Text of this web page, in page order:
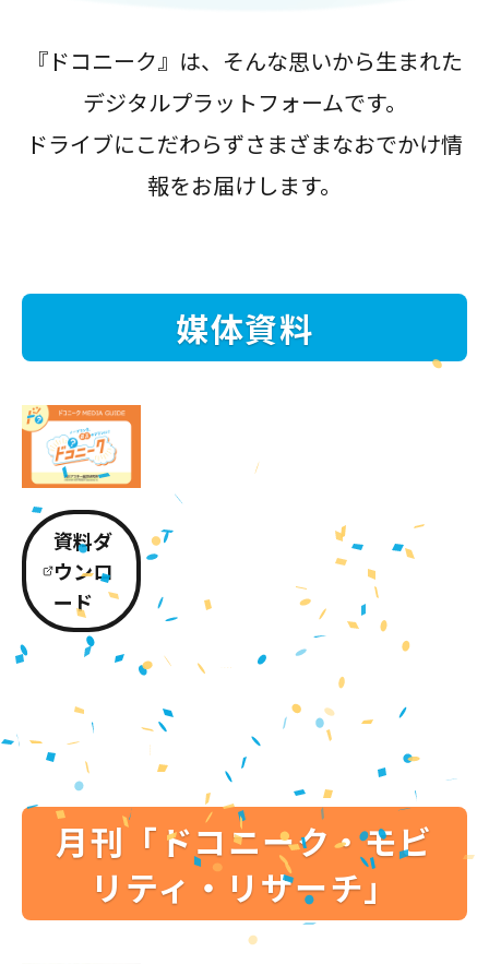
『ドコニーク』は、そんな思いから生まれた
デジタルプラットフォームです。
ドライブにこだわらずさまざまなおでかけ情
報をお届けします。
媒体資料
資料ダ
ウンロ
ード
月刊「ドコニーク・モビ
リティ・リサーチ」